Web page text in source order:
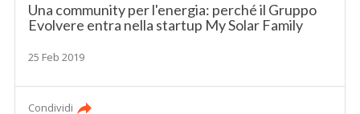
Una community per l'energia: perché il Gruppo
Evolvere entra nella startup My Solar Family
25 Feb 2019
Condividi